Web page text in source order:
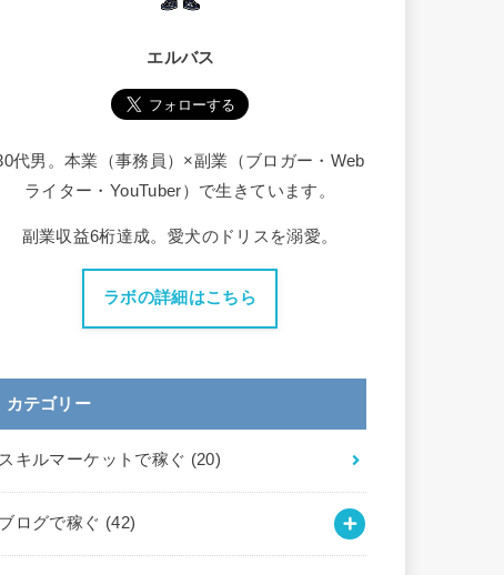
エルバス
代男。本業（事務員）×副業（ブロガー・Web
ライター・YouTuber）で生きています。
副業収益6桁達成。愛犬のドリスを溺愛。
ラボの詳細はこちら
カテゴリー
スキルマーケットで稼ぐ (20)
ブログで稼ぐ (42)